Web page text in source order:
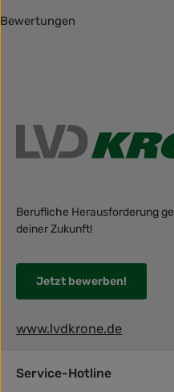
Bewertungen
Berufliche Herausforderung
deiner Zukunft!
Jetzt bewerben!
www.lvdkrone.de
Service-Hotline